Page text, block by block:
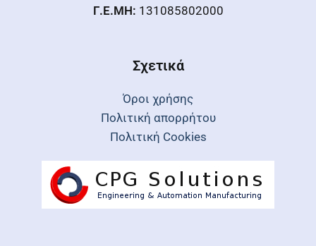
Γ.Ε.ΜΗ: 131085802000
Σχετικά
Όροι χρήσης
Πολιτική απορρήτου
Πολιτική Cookies